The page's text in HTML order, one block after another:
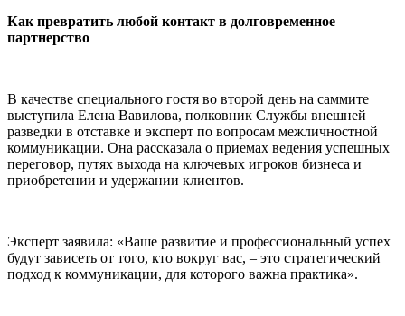
Как превратить любой контакт в долговременное
партнерство
В качестве специального гостя во второй день на саммите
выступила Елена Вавилова, полковник Службы внешней
разведки в отставке и эксперт по вопросам межличностной
коммуникации. Она рассказала о приемах ведения успешных
переговор, путях выхода на ключевых игроков бизнеса и
приобретении и удержании клиентов.
Эксперт заявила: «Ваше развитие и профессиональный успех
будут зависеть от того, кто вокруг вас, – это стратегический
подход к коммуникации, для которого важна практика».